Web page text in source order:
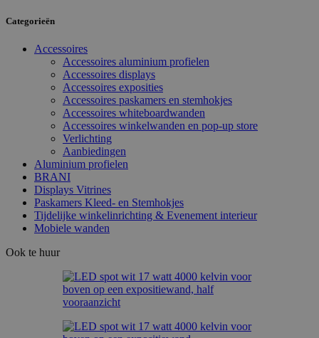
Categorieën
Accessoires
Accessoires aluminium profielen
Accessoires displays
Accessoires exposities
Accessoires paskamers en stemhokjes
Accessoires whiteboardwanden
Accessoires winkelwanden en pop-up store
Verlichting
Aanbiedingen
Aluminium profielen
BRANI
Displays Vitrines
Paskamers Kleed- en Stemhokjes
Tijdelijke winkelinrichting & Evenement interieur
Mobiele wanden
Ook te huur